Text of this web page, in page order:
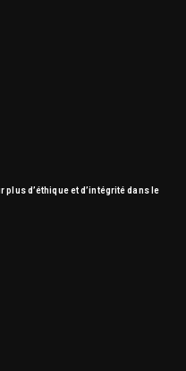
plus d’éthique et d’intégrité dans le